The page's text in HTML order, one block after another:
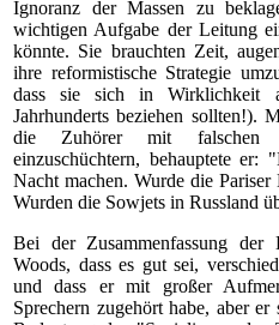
Ignoranz der Massen zu
wichtigen Aufgabe der Leitung
könnte. Sie brauchten Zeit,
ihre reformistische Strategie
dass sie sich in Wirklichkeit
Jahrhunderts beziehen sollten!).
die Zuhörer mit falschen
einzuschüchtern, behauptete
Nacht machen. Wurde die
Wurden die Sowjets in Russland
Bei der Zusammenfassung der
Woods, dass es gut sei,
und dass er mit großer
Sprechern zugehört habe, aber